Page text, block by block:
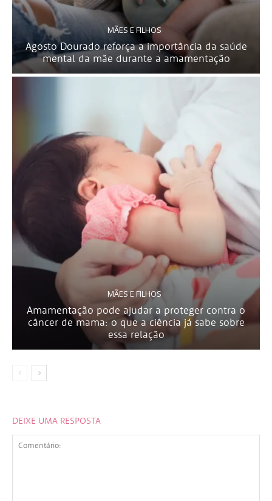
MÃES E FILHOS
Agosto Dourado reforça a importância da saúde
mental da mãe durante a amamentação
MÃES E FILHOS
Amamentação pode ajudar a proteger contra o
câncer de mama: o que a ciência já sabe sobre
essa relação
DEIXE UMA RESPOSTA